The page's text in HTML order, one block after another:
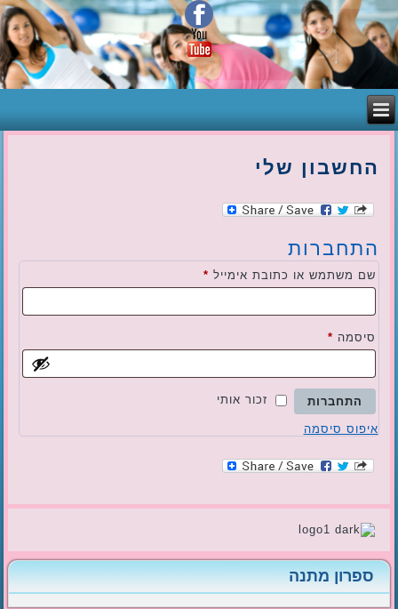
החשבון שלי
התחברות
שם משתמש או כתובת אימייל *חובה
סיסמה *חובה
זכור אותי התחברות
איפוס סיסמה
ספרון מתנה